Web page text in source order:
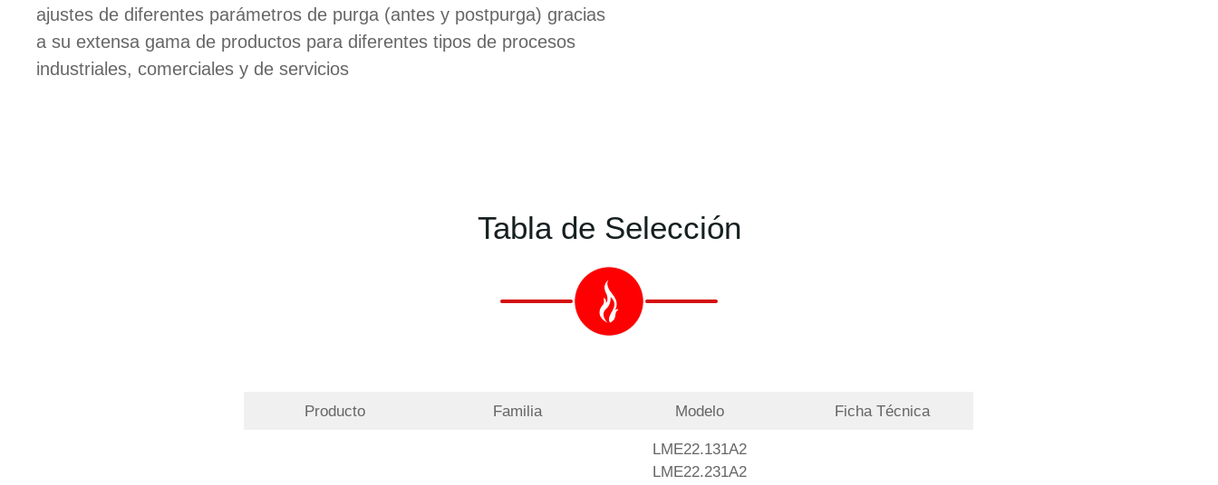
ajustes de diferentes parámetros de purga (antes y postpurga) gracias
a su extensa gama de productos para diferentes tipos de procesos
industriales, comerciales y de servicios
Tabla de Selección
Producto Familia Modelo Ficha Técnica
LME22.131A2
LME22.231A2